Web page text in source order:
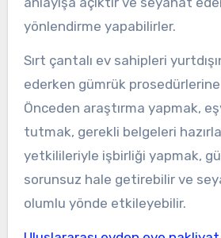
yönlendirme yapabilirler.
Sırt çantalı ev sahipleri
ederken gümrük
Önceden araştırma yapmak,
tutmak, gerekli belgeleri
yetkilileriyle işbirliği yapmak,
sorunsuz hale getirebilir ve
olumlu yönde etkileyebilir.